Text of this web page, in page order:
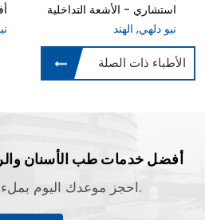
استشاري - الأشعة التداخلية
نيو دلهي, الهند
الأطباء ذات الصلة
أفضل خدمات طب الأسنان
احجز موعدك اليوم بملء النموذج السريع.